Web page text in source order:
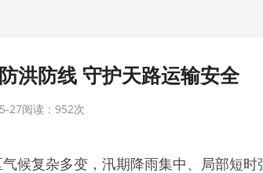
洪防线 守护天路运输安全
27阅读： 952次
气候复杂多变，汛期降雨集中、局部短